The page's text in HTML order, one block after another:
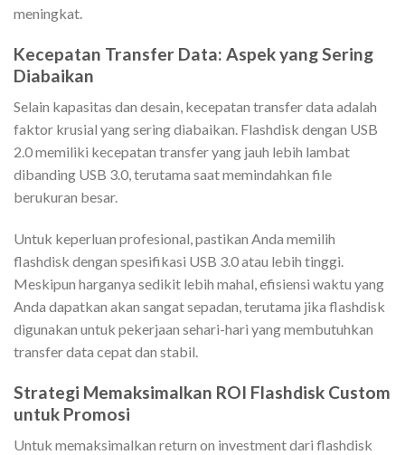
meningkat.
Kecepatan Transfer Data: Aspek yang Sering
Diabaikan
Selain kapasitas dan desain, kecepatan transfer data adalah
faktor krusial yang sering diabaikan. Flashdisk dengan USB
2.0 memiliki kecepatan transfer yang jauh lebih lambat
dibanding USB 3.0, terutama saat memindahkan file
berukuran besar.
Untuk keperluan profesional, pastikan Anda memilih
flashdisk dengan spesifikasi USB 3.0 atau lebih tinggi.
Meskipun harganya sedikit lebih mahal, efisiensi waktu yang
Anda dapatkan akan sangat sepadan, terutama jika flashdisk
digunakan untuk pekerjaan sehari-hari yang membutuhkan
transfer data cepat dan stabil.
Strategi Memaksimalkan ROI Flashdisk Custom
untuk Promosi
Untuk memaksimalkan return on investment dari flashdisk